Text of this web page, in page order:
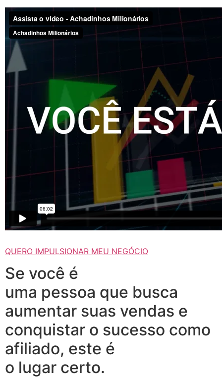
QUERO IMPULSIONAR MEU NEGÓCIO
Se você é
uma pessoa que busca
aumentar suas vendas e
conquistar o sucesso como
afiliado, este é
o lugar certo.